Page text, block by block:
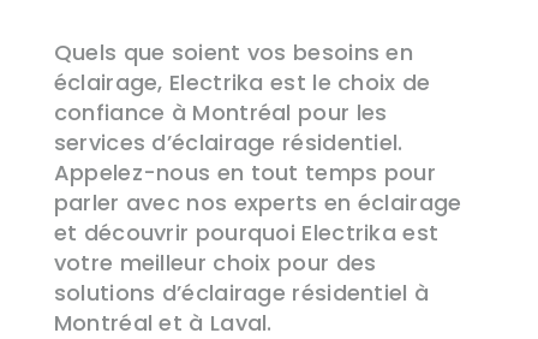
Quels que soient vos besoins en
éclairage, Electrika est le choix de
confiance à Montréal pour les
services d’éclairage résidentiel.
Appelez-nous en tout temps pour
parler avec nos experts en éclairage
et découvrir pourquoi Electrika est
votre meilleur choix pour des
solutions d’éclairage résidentiel à
Montréal et à Laval.